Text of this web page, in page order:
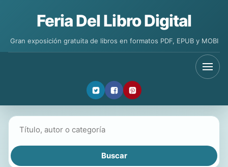
Feria Del Libro Digital
Gran exposición gratuita de libros en formatos PDF, EPUB y MOBI